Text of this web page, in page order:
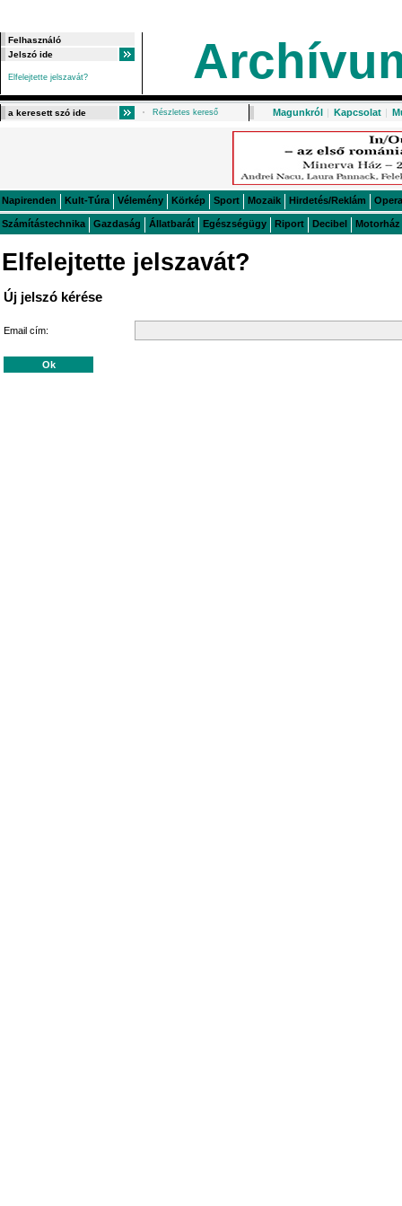
Elfelejtette jelszavát?
Részletes kereső Magunkról | Kapcsolat |
Napirenden Kult-Túra Vélemény Körkép Sport Mozaik Hirdetés/Reklám Opera
Számítástechnika Gazdaság Állatbarát Egészségügy Riport Decibel Motorház
Elfelejtette jelszavát?
Új jelszó kérése
Email cím: